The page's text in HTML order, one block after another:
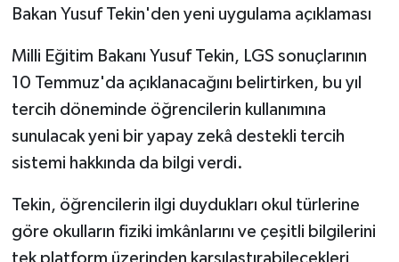
Bakan Yusuf Tekin'den yeni uygulama açıklaması
Milli Eğitim Bakanı Yusuf Tekin, LGS sonuçlarının
10 Temmuz'da açıklanacağını belirtirken, bu yıl
tercih döneminde öğrencilerin kullanımına
sunulacak yeni bir yapay zekâ destekli tercih
sistemi hakkında da bilgi verdi.
Tekin, öğrencilerin ilgi duydukları okul türlerine
göre okulların fiziki imkânlarını ve çeşitli bilgilerini